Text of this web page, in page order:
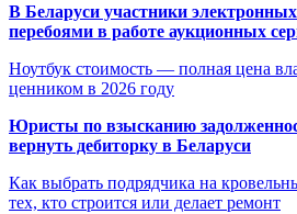
В Беларуси участники
перебоями в работе аукционных
Ноутбук стоимость — полная цена
ценником в 2026 году
Юристы по взысканию
вернуть дебиторку в Беларуси
Как выбрать подрядчика на
тех, кто строится или делает ремонт